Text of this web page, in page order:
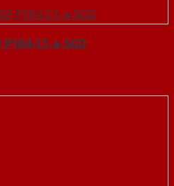
C1-a-SGD